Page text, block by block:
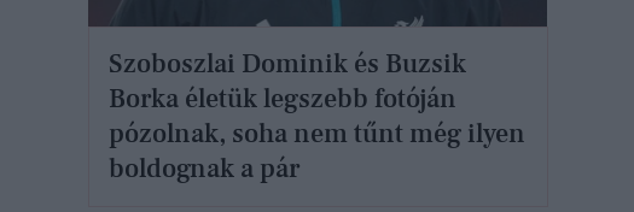
Szoboszlai Dominik és Buzsik
Borka életük legszebb fotóján
pózolnak, soha nem tűnt még ilyen
boldognak a pár